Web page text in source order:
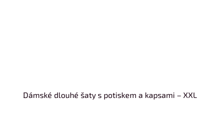
Dámské dlouhé šaty s potiskem a kapsami – XXL